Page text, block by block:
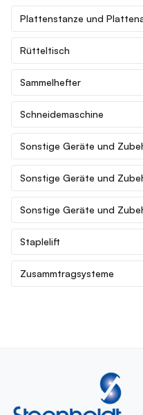
Plattenstanze und
Rütteltisch
Sammelhefter
Schneidemaschine
Sonstige Geräte und
Sonstige Geräte und
Sonstige Geräte und
Staplelift
Zusammtragsysteme